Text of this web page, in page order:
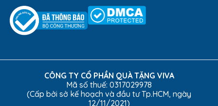
CÔNG TY CỔ PHẦN QUÀ TẶNG VIVA
Mã số thuế: 0317029978
(Cấp bởi sở kế hoạch và đầu tư Tp.HCM, ngày
12/11/2021)